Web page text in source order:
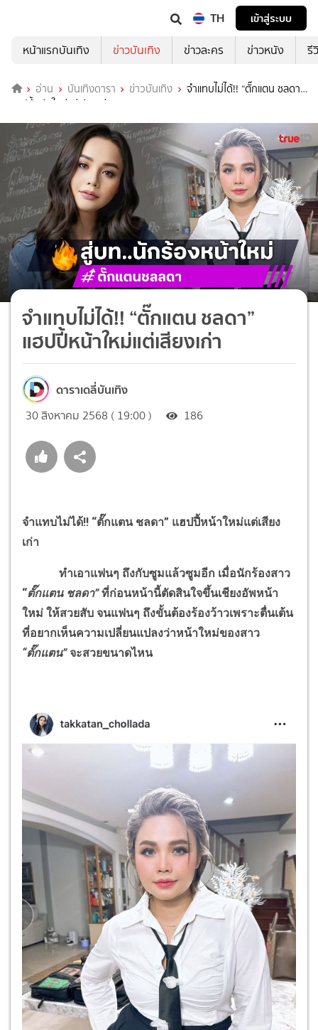
TH
เข้าสู่ระบบ
หน้าแรกบันเทิง
ข่าวบันเทิง ข่าวละคร ข่าวหนัง รี
อ่าน บันเทิงดารา ข่าวบันเทิง
จำแทบไม่ได้!! “ตั๊กแตน ชลดา”
แฮปปี้หน้าใหม่แต่เสียงเก่า
จำแทบไม่ได้!! “ตั๊กแตน ชลดา”
แฮปปี้หน้าใหม่แต่เสียงเก่า
ดาราเดลี่บันเทิง
30 สิงหาคม 2568 ( 19:00 ) 186
จำแทบไม่ได้!! “ตั๊กแตน ชลดา” แฮปปี้หน้าใหม่แต่เสียง
เก่า
ทำเอาแฟนๆ ถึงกับซูมแล้วซูมอีก เมื่อนักร้องสาว
“ตั๊กแตน ชลดา”ที่ก่อนหน้านี้ตัดสินใจขึ้นเชียงอัพหน้า
ใหม่ ให้สวยสับ จนแฟนๆ ถึงขั้นต้องร้องว้าวเพราะตื่นเต้น
ที่อยากเห็นความเปลี่ยนแปลงว่าหน้าใหม่ของสาว
“ตั๊กแตน”จะสวยขนาดไหน